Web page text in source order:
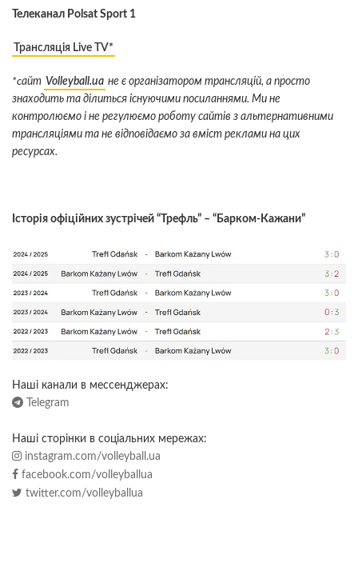
Телеканал Polsat Sport 1
Трансляція Live TV*
*cайт Volleyball.ua не є організатором трансляцій, а просто
знаходить та ділиться існуючими посиланнями. Ми не
контролюємо і не регулюємо роботу сайтів з альтернативними
трансляціями та не відповідаємо за вміст реклами на цих
ресурсах.
Історія офіційних зустрічей “Трефль” – “Барком-Кажани”
Наші канали в мессенджерах:
Telegram
Наші сторінки в соціальних мережах:
instagram.com/volleyball.ua
facebook.com/volleyballua
twitter.com/volleyballua